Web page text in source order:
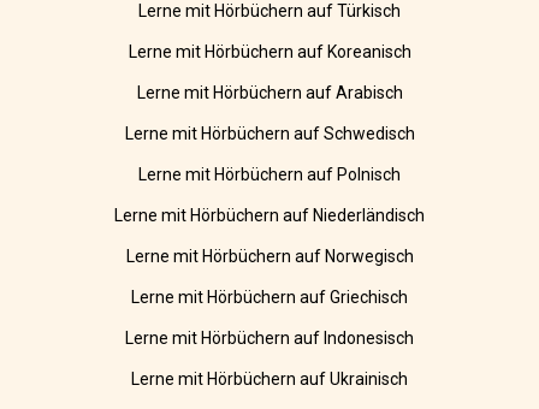
Lerne mit Hörbüchern auf Türkisch
Lerne mit Hörbüchern auf Koreanisch
Lerne mit Hörbüchern auf Arabisch
Lerne mit Hörbüchern auf Schwedisch
Lerne mit Hörbüchern auf Polnisch
Lerne mit Hörbüchern auf Niederländisch
Lerne mit Hörbüchern auf Norwegisch
Lerne mit Hörbüchern auf Griechisch
Lerne mit Hörbüchern auf Indonesisch
Lerne mit Hörbüchern auf Ukrainisch